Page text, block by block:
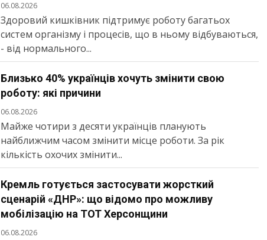
06.08.2026
Здоровий кишківник підтримує роботу багатьох
систем організму і процесів, що в ньому відбуваються,
- від нормального...
Близько 40% українців хочуть змінити свою
роботу: які причини
06.08.2026
Майже чотири з десяти українців планують
найближчим часом змінити місце роботи. За рік
кількість охочих змінити...
Кремль готується застосувати жорсткий
сценарій «ДНР»: що відомо про можливу
мобілізацію на ТОТ Херсонщини
06.08.2026